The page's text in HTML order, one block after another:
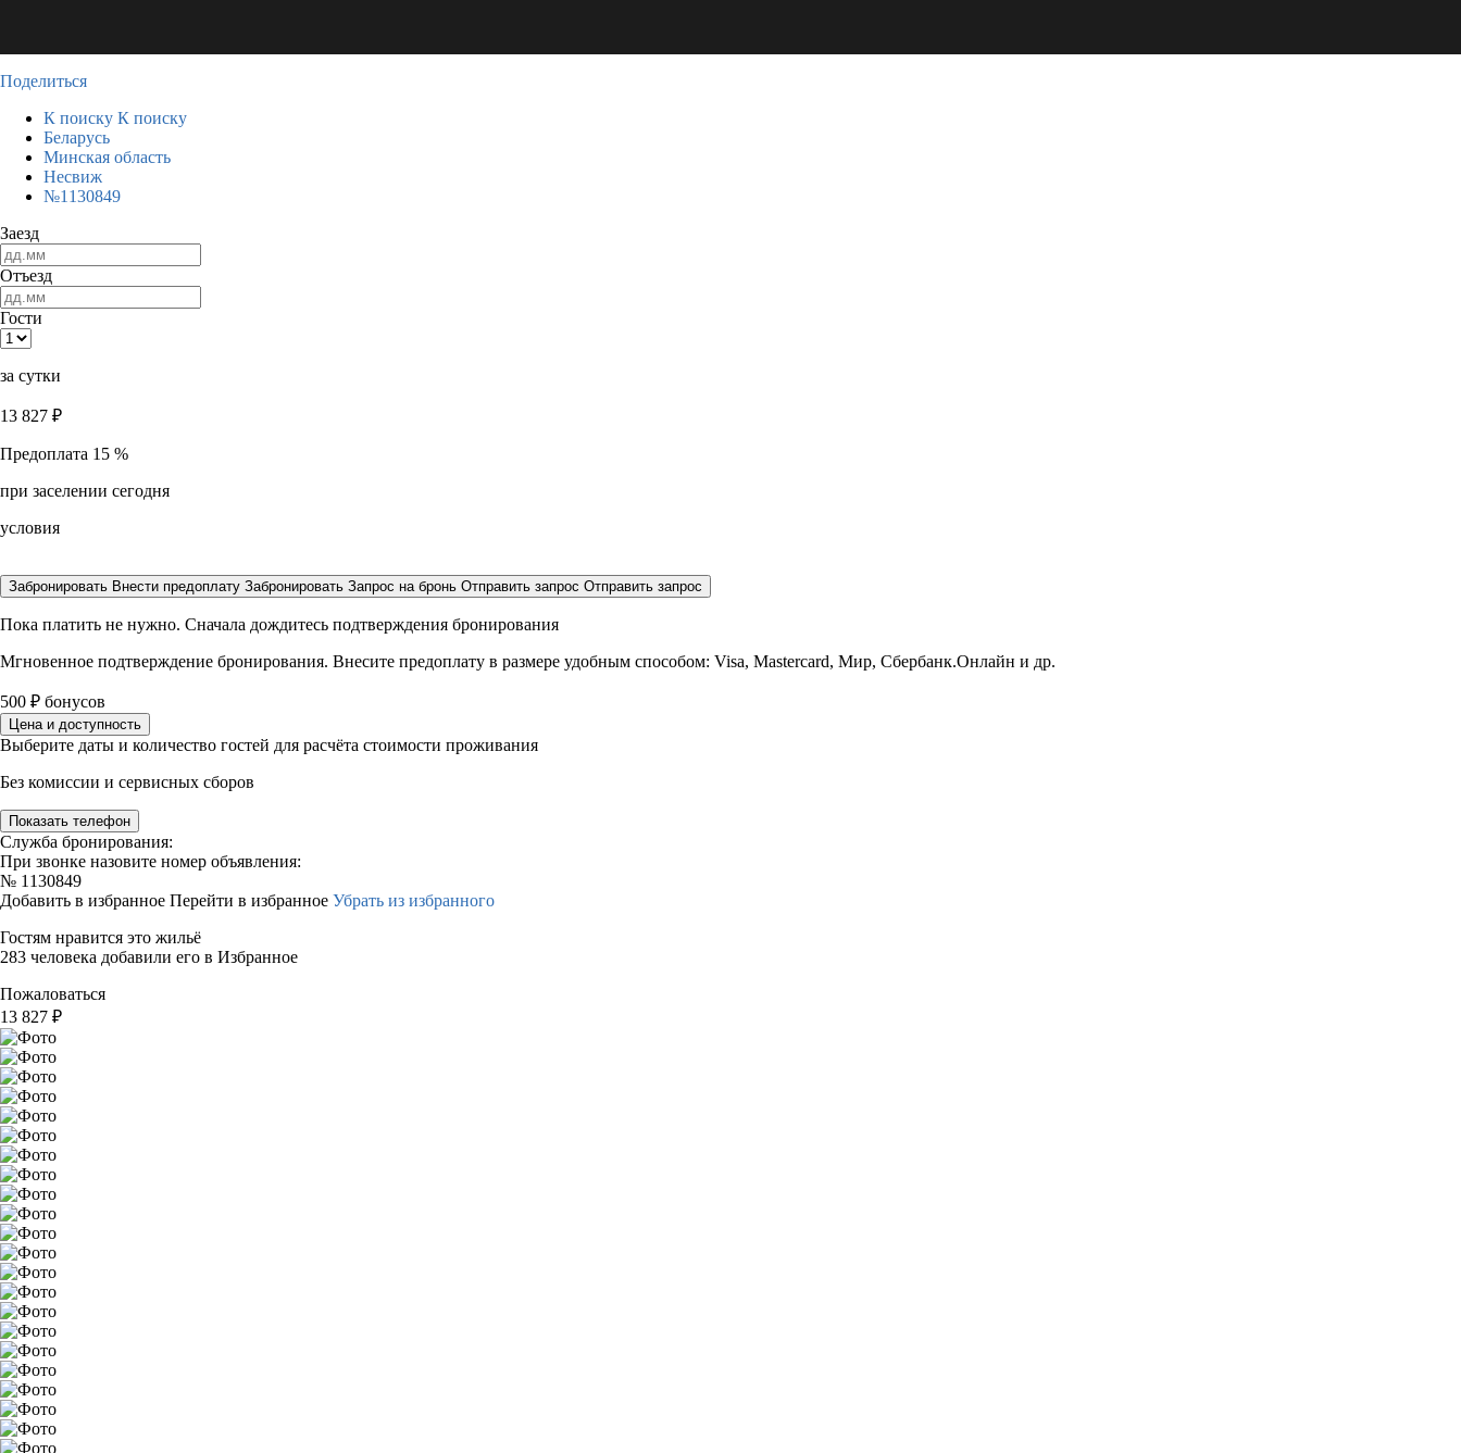
Поделиться
К поиску К поиску
Беларусь
Минская область
Несвиж
№1130849
Заезд
Отъезд
Гости
за сутки
13 827 ₽
Предоплата 15 %
при заселении сегодня
условия
Забронировать Внести предоплату Забронировать Запрос на бронь Отправить запрос Отправить запрос
Пока платить не нужно. Сначала дождитесь подтверждения бронирования
Мгновенное подтверждение бронирования. Внесите предоплату в размере удобным способом: Visa, Mastercard, Мир, Сбербанк.Онлайн и др.
500 ₽ бонусов
Цена и доступность
Выберите даты и количество гостей для расчёта стоимости проживания
Без комиссии и сервисных сборов
Показать телефон
Служба бронирования:
При звонке назовите номер объявления:
№ 1130849
Добавить в избранное Перейти в избранное Убрать из избранного
Гостям нравится это жильё
283 человека добавили его в Избранное
Пожаловаться
13 827 ₽